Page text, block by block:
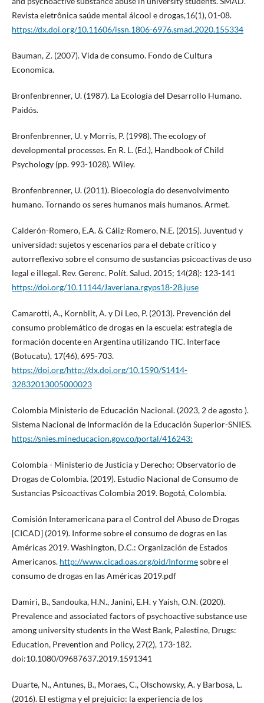
Revista eletrônica saúde mental álcool e drogas,16(1), 01-08.
https://dx.doi.org/10.11606/issn.1806-6976.smad.2020.155334
Bauman, Z. (2007). Vida de consumo. Fondo de Cultura
Economica.
Bronfenbrenner, U. (1987). La Ecología del Desarrollo Humano.
Paidós.
Bronfenbrenner, U. y Morris, P. (1998). The ecology of
developmental processes. En R. L. (Ed.), Handbook of Child
Psychology (pp. 993-1028). Wiley.
Bronfenbrenner, U. (2011). Bioecología do desenvolvimento
humano. Tornando os seres humanos mais humanos. Armet.
Calderón-Romero, E.A. & Cáliz-Romero, N.E. (2015). Juventud y
universidad: sujetos y escenarios para el debate crítico y
autorreflexivo sobre el consumo de sustancias psicoactivas de uso
legal e illegal. Rev. Gerenc. Polít. Salud. 2015; 14(28): 123-141
https://doi.org/10.11144/Javeriana.rgyps18-28.juse
Camarotti, A., Kornblit, A. y Di Leo, P. (2013). Prevención del
consumo problemático de drogas en la escuela: estrategia de
formación docente en Argentina utilizando TIC. Interface
(Botucatu), 17(46), 695-703.
https://doi.org/http://dx.doi.org/10.1590/S1414-
32832013005000023
Colombia Ministerio de Educación Nacional. (2023, 2 de agosto ).
Sistema Nacional de Información de la Educación Superior-SNIES.
https://snies.mineducacion.gov.co/portal/416243:
Colombia - Ministerio de Justicia y Derecho; Observatorio de
Drogas de Colombia. (2019). Estudio Nacional de Consumo de
Sustancias Psicoactivas Colombia 2019. Bogotá, Colombia.
Comisión Interamericana para el Control del Abuso de Drogas
[CICAD] (2019). Informe sobre el consumo de dogras en las
Américas 2019. Washington, D.C.: Organización de Estados
Americanos. http://www.cicad.oas.org/oid/Informesobre el
consumo de drogas en las Américas 2019.pdf
Damiri, B., Sandouka, H.N., Janini, E.H. y Yaish, O.N. (2020).
Prevalence and associated factors of psychoactive substance use
among university students in the West Bank, Palestine, Drugs:
Education, Prevention and Policy, 27(2), 173-182.
doi:10.1080/09687637.2019.1591341
Duarte, N., Antunes, B., Moraes, C., Olschowsky, A. y Barbosa, L.
(2016). El estigma y el prejuicio: la experiencia de los